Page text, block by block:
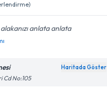
anlata anlata
Haritada Göster
Cd No:105